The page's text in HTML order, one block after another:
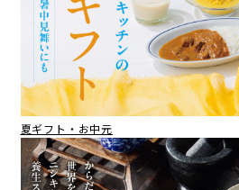
夏ギフト・お中元